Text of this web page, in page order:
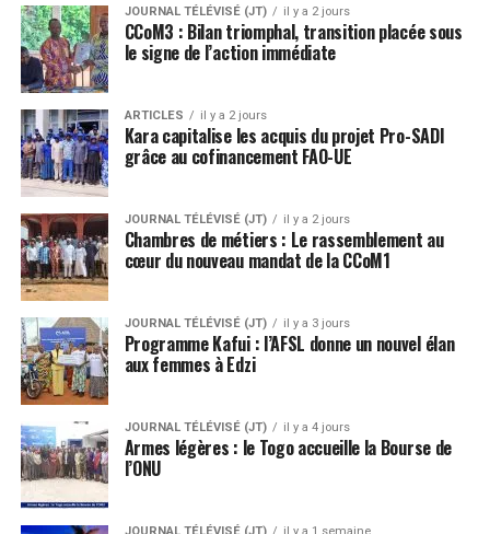
JOURNAL TÉLÉVISÉ (JT) il y a 2 jours
CCoM3 : Bilan triomphal, transition placée sous
le signe de l’action immédiate
ARTICLES il y a 2 jours
Kara capitalise les acquis du projet Pro-SADI
grâce au cofinancement FAO-UE
JOURNAL TÉLÉVISÉ (JT) il y a 2 jours
Chambres de métiers : Le rassemblement au
cœur du nouveau mandat de la CCoM1
JOURNAL TÉLÉVISÉ (JT) il y a 3 jours
Programme Kafui : l’AFSL donne un nouvel élan
aux femmes à Edzi
JOURNAL TÉLÉVISÉ (JT) il y a 4 jours
Armes légères : le Togo accueille la Bourse de
l’ONU
JOURNAL TÉLÉVISÉ (JT) il y a 1 semaine